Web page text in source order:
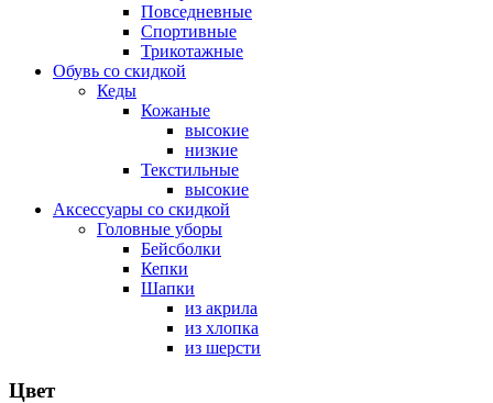
Повседневные
Спортивные
Трикотажные
Обувь со скидкой
Кеды
Кожаные
высокие
низкие
Текстильные
высокие
Аксессуары со скидкой
Головные уборы
Бейсболки
Кепки
Шапки
из акрила
из хлопка
из шерсти
Цвет